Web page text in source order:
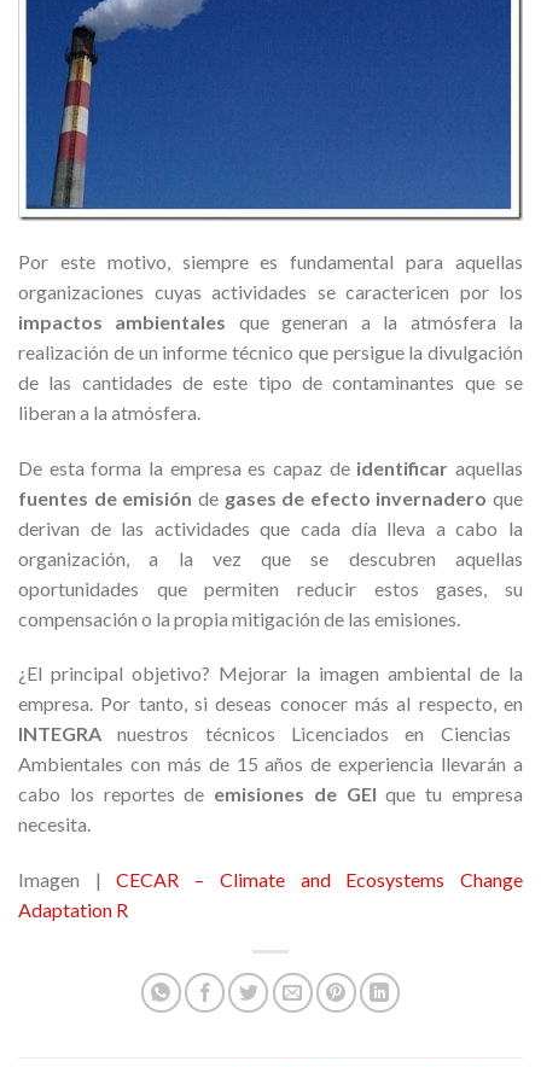
Por este motivo, siempre es fundamental para aquellas
organizaciones cuyas actividades se caractericen por los
impactos ambientales que generan a la atmósfera la
realización de un informe técnico que persigue la divulgación
de las cantidades de este tipo de contaminantes que se
liberan a la atmósfera.
De esta forma la empresa es capaz de identificar aquellas
fuentes de emisión de gases de efecto invernadero que
derivan de las actividades que cada día lleva a cabo la
organización, a la vez que se descubren aquellas
oportunidades que permiten reducir estos gases, su
compensación o la propia mitigación de las emisiones.
¿El principal objetivo? Mejorar la imagen ambiental de la
empresa. Por tanto, si deseas conocer más al respecto, en
INTEGRAnuestros técnicos Licenciados en Ciencias
Ambientales con más de 15 años de experiencia llevarán a
cabo los reportes de emisiones de GEI que tu empresa
necesita.
Imagen |CECAR – Climate and Ecosystems Change
Adaptation R